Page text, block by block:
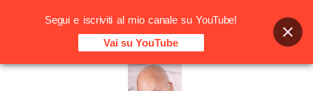
Vai
Segui e iscriviti al mio canale su YouTube!
Vai su YouTube